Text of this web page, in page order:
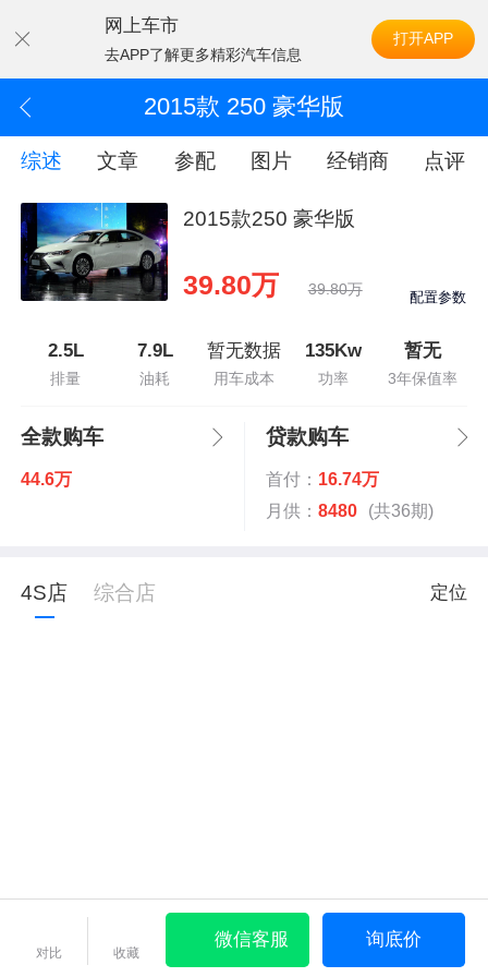
网上车市
去APP了解更多精彩汽车信息
打开APP
2015款 250 豪华版
综述 文章 参配 图片 经销商 点评
2015款250 豪华版
39.80万 39.80万 配置参数
2.5L
排量
7.9L
油耗
暂无数据
用车成本
135Kw
功率
暂无
3年保值率
全款购车
44.6万
贷款购车
首付： 16.74万
月供： 8480 (共36期)
4S店 综合店 定位
对比 收藏
微信客服 询底价